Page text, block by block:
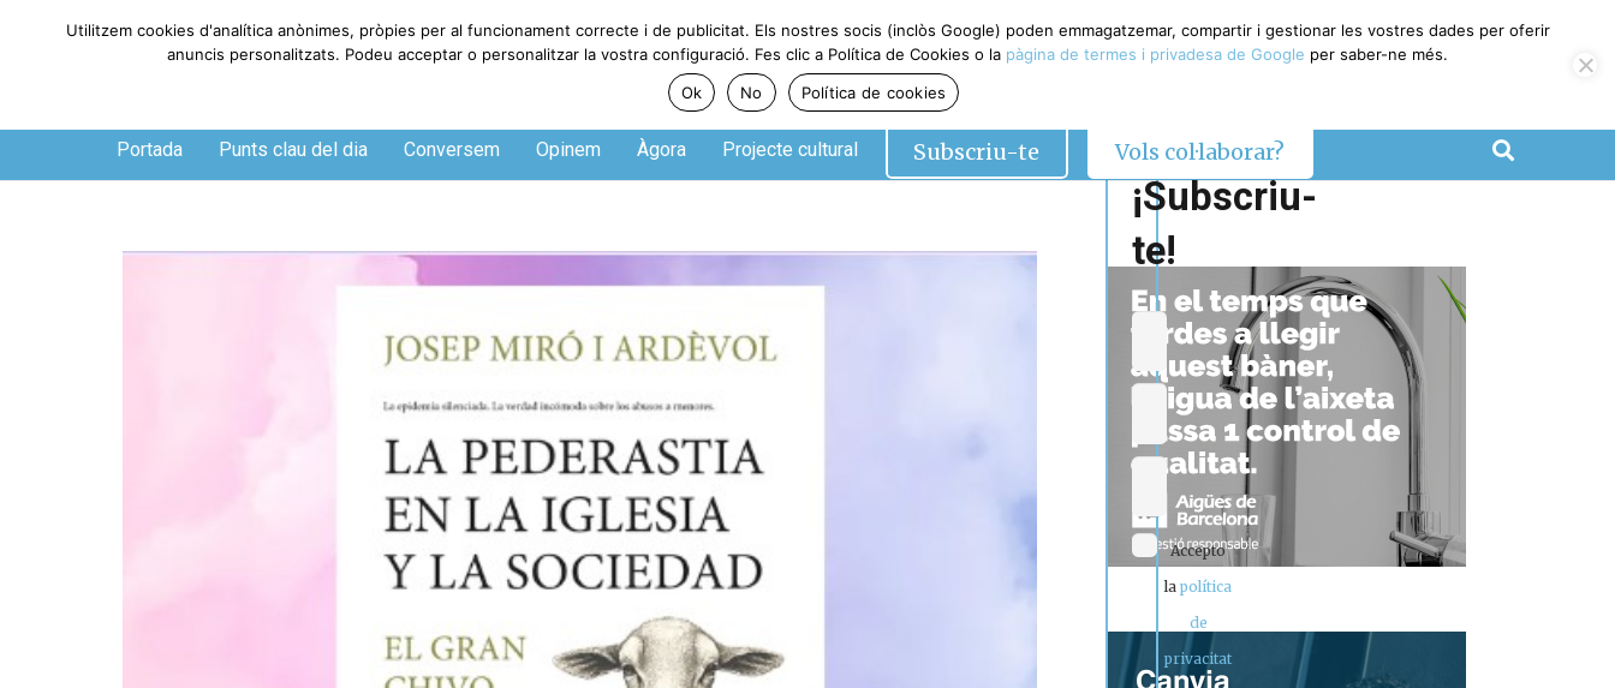
Divendres, 7 de agosto de 2026
Portada Punts clau del dia Conversem Opinem Àgora Projecte cultural Subscriu-te Vols col·laborar?
¡Subscriu-
te!
Accepto
lapolítica
de
privacitat
Utilitzem cookies d'analítica anònimes, pròpies per al funcionament correcte i de publicitat. Els nostres socis (inclòs Google) poden emmagatzemar, compartir i gestionar les vostres dades per oferir
anuncis personalitzats. Podeu acceptar o personalitzar la vostra configuració. Fes clic a Política de Cookies o la pàgina de termes i privadesa de Google per saber-ne més.
Ok
No Política de cookies